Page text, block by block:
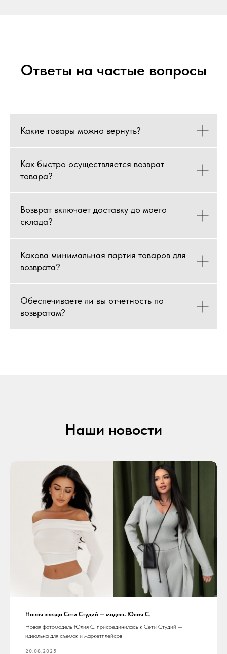
Ответы на частые вопросы
Какие товары можно вернуть?
Как быстро осуществляется возврат
товара?
Возврат включает доставку до моего
склада?
Какова минимальная партия товаров для
возврата?
Обеспечиваете ли вы отчетность по
возвратам?
Наши новости
Новая звезда Сети Студий — модель Юлия С.
Новая фотомодель Юлия С. присоединилась к Сети Студий —
идеальна для съемок и маркетплейсов!
20.08.2025